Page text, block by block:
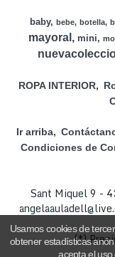
baby bebe botella
mayoral mini
ROPA INTERIOR
Ir arriba
Condiciones de
Sant Miquel 9 -
(*)
Usamos cookies de
obtener estadísticas
acepta el uso